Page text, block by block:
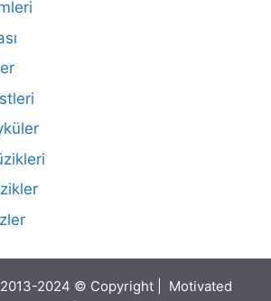
2024 © Copyright | Motivated